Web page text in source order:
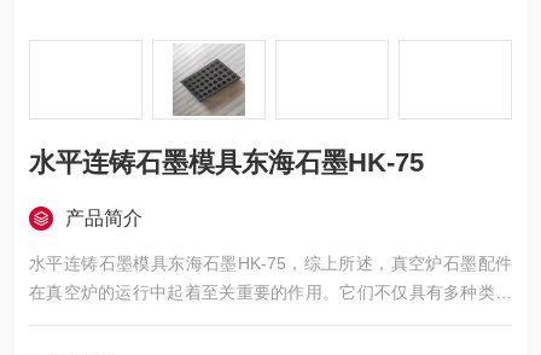
水平连铸石墨模具东海石墨HK-75
产品简介
水平连铸石墨模具东海石墨HK-75，综上所述，真空炉石墨配件
在真空炉的运行中起着至关重要的作用。它们不仅具有多种类型
和功能，而且具有出色的性能和特性，可以满足真空炉在高温高